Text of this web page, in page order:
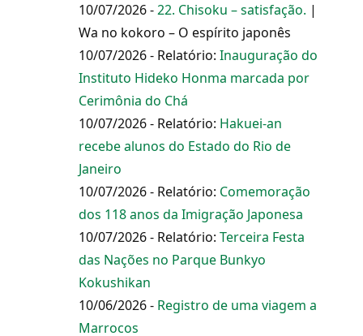
10/07/2026 -22. Chisoku – satisfação. |
Wa no kokoro – O espírito japonês
10/07/2026 - Relatório: Inauguração do
Instituto Hideko Honma marcada por
Cerimônia do Chá
10/07/2026 - Relatório: Hakuei-an
recebe alunos do Estado do Rio de
Janeiro
10/07/2026 - Relatório: Comemoração
dos 118 anos da Imigração Japonesa
10/07/2026 - Relatório: Terceira Festa
das Nações no Parque Bunkyo
Kokushikan
10/06/2026 - Registro de uma viagem a
Marrocos